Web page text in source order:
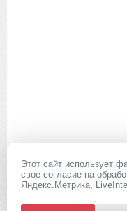
8(927)039-20-
Вся представленная на сайте
Этот сайт использует
свое согласие на
Яндекс.Метрика,